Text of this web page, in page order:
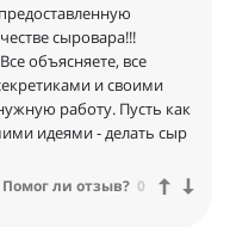
сыровара!!!
объясняете, все
и своими
работу. Пусть как
идеями - делать сыр
Помог ли отзыв? 0